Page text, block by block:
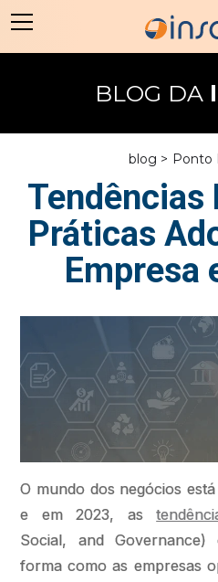
BLOG DA
blog > Ponto
Tendências
Práticas
Empresa
O mundo dos negócios
e em 2023, as
Social, and
forma como as empresas